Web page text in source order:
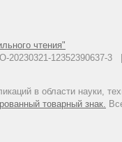
чтения"
20230321-
в области науки,
товарный знак.